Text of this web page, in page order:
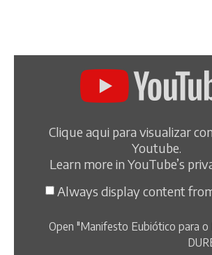
Clique aqui para visualizar
Youtube.
Learn more in YouTube’s
Always display content
Open "Manifesto Eubiótico para o